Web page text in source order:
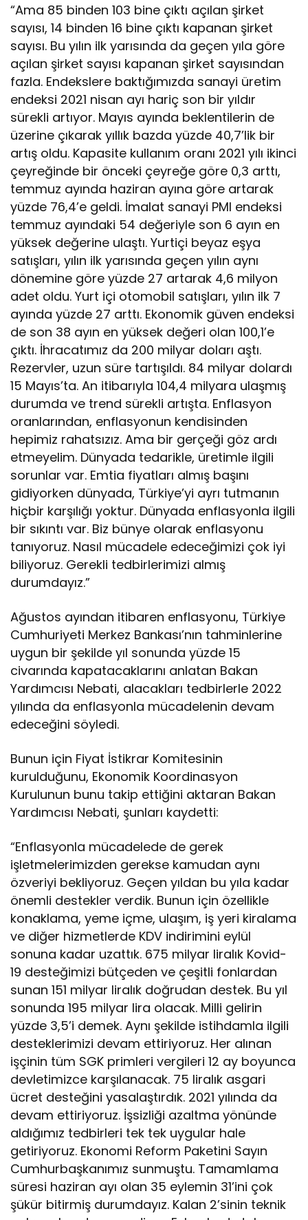
“Ama 85 binden 103 bine çıktı açılan şirket
sayısı, 14 binden 16 bine çıktı kapanan şirket
sayısı. Bu yılın ilk yarısında da geçen yıla göre
açılan şirket sayısı kapanan şirket sayısından
fazla. Endekslere baktığımızda sanayi üretim
endeksi 2021 nisan ayı hariç son bir yıldır
sürekli artıyor. Mayıs ayında beklentilerin de
üzerine çıkarak yıllık bazda yüzde 40,7’lik bir
artış oldu. Kapasite kullanım oranı 2021 yılı ikinci
çeyreğinde bir önceki çeyreğe göre 0,3 arttı,
temmuz ayında haziran ayına göre artarak
yüzde 76,4’e geldi. İmalat sanayi PMI endeksi
temmuz ayındaki 54 değeriyle son 6 ayın en
yüksek değerine ulaştı. Yurtiçi beyaz eşya
satışları, yılın ilk yarısında geçen yılın aynı
dönemine göre yüzde 27 artarak 4,6 milyon
adet oldu. Yurt içi otomobil satışları, yılın ilk 7
ayında yüzde 27 arttı. Ekonomik güven endeksi
de son 38 ayın en yüksek değeri olan 100,1’e
çıktı. İhracatımız da 200 milyar doları aştı.
Rezervler, uzun süre tartışıldı. 84 milyar dolardı
15 Mayıs’ta. An itibarıyla 104,4 milyara ulaşmış
durumda ve trend sürekli artışta. Enflasyon
oranlarından, enflasyonun kendisinden
hepimiz rahatsızız. Ama bir gerçeği göz ardı
etmeyelim. Dünyada tedarikle, üretimle ilgili
sorunlar var. Emtia fiyatları almış başını
gidiyorken dünyada, Türkiye’yi ayrı tutmanın
hiçbir karşılığı yoktur. Dünyada enflasyonla ilgili
bir sıkıntı var. Biz bünye olarak enflasyonu
tanıyoruz. Nasıl mücadele edeceğimizi çok iyi
biliyoruz. Gerekli tedbirlerimizi almış
durumdayız.”
Ağustos ayından itibaren enflasyonu, Türkiye
Cumhuriyeti Merkez Bankası’nın tahminlerine
uygun bir şekilde yıl sonunda yüzde 15
civarında kapatacaklarını anlatan Bakan
Yardımcısı Nebati, alacakları tedbirlerle 2022
yılında da enflasyonla mücadelenin devam
edeceğini söyledi.
Bunun için Fiyat İstikrar Komitesinin
kurulduğunu, Ekonomik Koordinasyon
Kurulunun bunu takip ettiğini aktaran Bakan
Yardımcısı Nebati, şunları kaydetti:
“Enflasyonla mücadelede de gerek
işletmelerimizden gerekse kamudan aynı
özveriyi bekliyoruz. Geçen yıldan bu yıla kadar
önemli destekler verdik. Bunun için özellikle
konaklama, yeme içme, ulaşım, iş yeri kiralama
ve diğer hizmetlerde KDV indirimini eylül
sonuna kadar uzattık. 675 milyar liralık Kovid-
19 desteğimizi bütçeden ve çeşitli fonlardan
sunan 151 milyar liralık doğrudan destek. Bu yıl
sonunda 195 milyar lira olacak. Milli gelirin
yüzde 3,5’i demek. Aynı şekilde istihdamla ilgili
desteklerimizi devam ettiriyoruz. Her alınan
işçinin tüm SGK primleri vergileri 12 ay boyunca
devletimizce karşılanacak. 75 liralık asgari
ücret desteğini yasalaştırdık. 2021 yılında da
devam ettiriyoruz. İşsizliği azaltma yönünde
aldığımız tedbirleri tek tek uygular hale
getiriyoruz. Ekonomi Reform Paketini Sayın
Cumhurbaşkanımız sunmuştu. Tamamlama
süresi haziran ayı olan 35 eylemin 31’ini çok
şükür bitirmiş durumdayız. Kalan 2’sinin teknik